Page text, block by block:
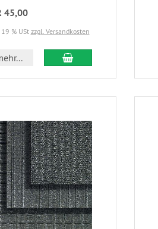
45,00
% USt zzgl. Versandkosten